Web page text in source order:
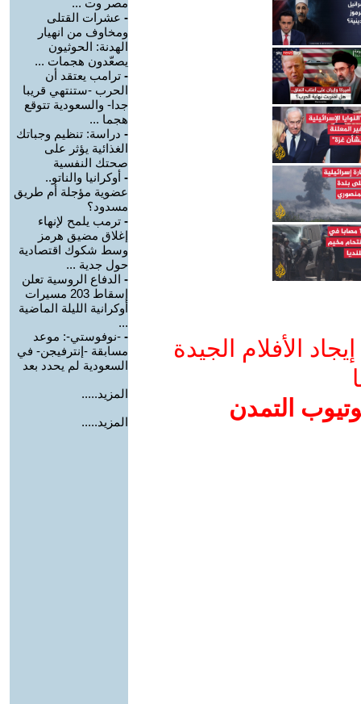
الأفلام الجيدة
التمدن
مصر وت ...
- عشرات القتلى
ومخاوف من انهيار
الهدنة: الحوثيون
يصعّدون هجمات ...
- ترامب يعتقد أن
الحرب -ستنتهي قريبا
جدا- والسعودية تتوقع
هجما ...
- دراسة: تنظيم وجباتك
الغذائية يؤثر على
صحتك النفسية
- أوكرانيا والناتو..
عضوية مؤجلة أم طريق
مسدود؟
- ترمب يلمح لإنهاء
إغلاق مضيق هرمز
وسط شكوك اقتصادية
حول جدية ...
- الدفاع الروسية تعلن
إسقاط 203 مسيرات
أوكرانية الليلة الماضية
...
- -نوفوستي-: موعد
مسابقة -إنترفيجن- في
السعودية لم يحدد بعد
المزيد.....
المزيد.....